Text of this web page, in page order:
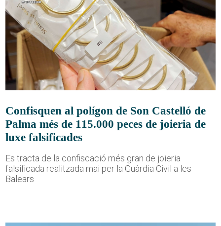
Confisquen al polígon de Son Castelló de
Palma més de 115.000 peces de joieria de
luxe falsificades
Es tracta de la confiscació més gran de joieria
falsificada realitzada mai per la Guàrdia Civil a les
Balears